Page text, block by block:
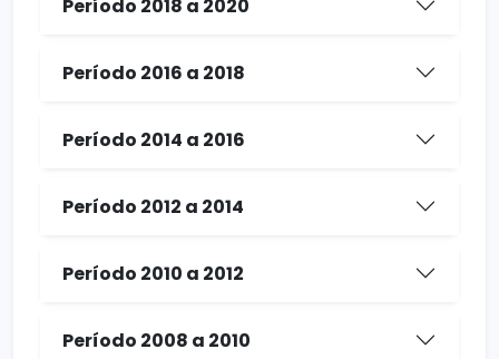
Período 2018 a 2020
Período 2016 a 2018
Período 2014 a 2016
Período 2012 a 2014
Período 2010 a 2012
Período 2008 a 2010